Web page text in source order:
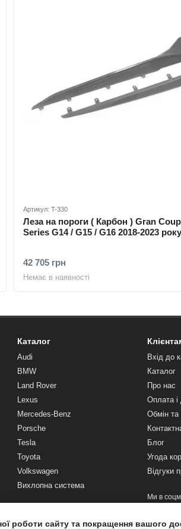
Артикул: T-330
Леза на пороги ( Карбон ) Gran
Series G14 / G15 / G16 2018-2023 року
42 705 грн
Немає в наявності
Каталог
Audi
BMW
Land Rover
Lexus
Mercedes-Benz
Porsche
Tesla
Toyota
Volkswagen
Вихлопна система
Вхід до
Каталог
Про нас
Оплата і
Обмін та
Блог
Угода
Відгуки
Ми в
роботи сайту та покращення вашого